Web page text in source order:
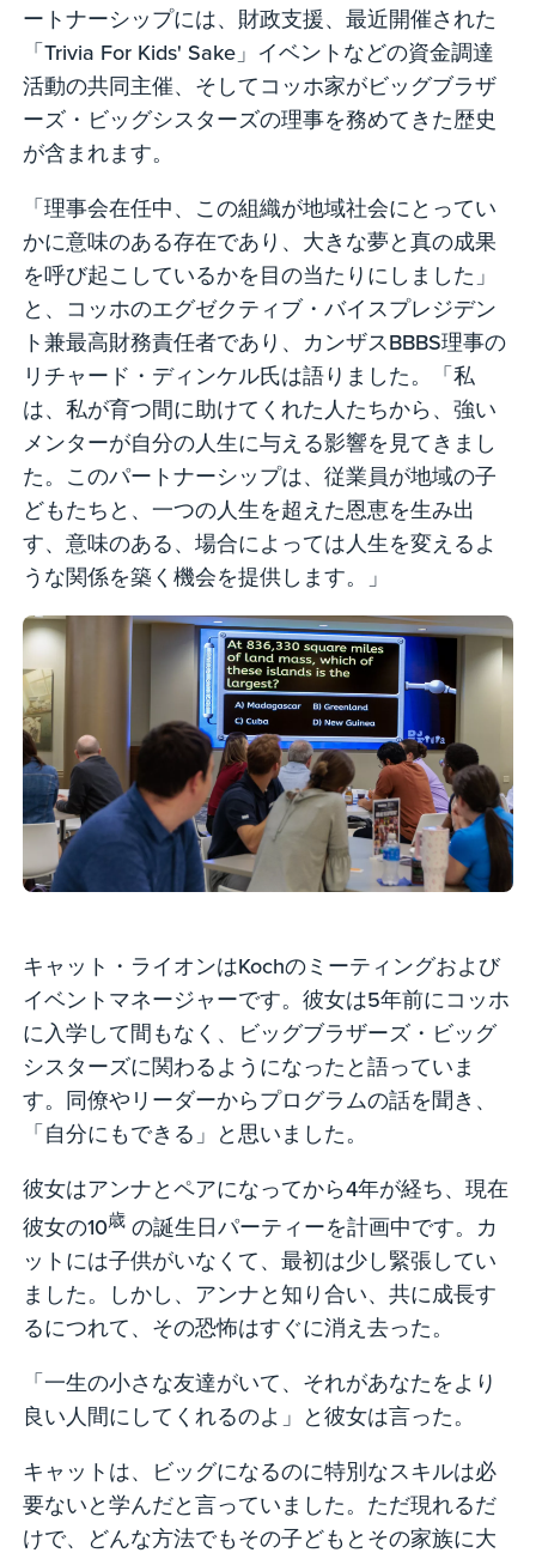
ートナーシップには、財政支援、最近開催された
「Trivia For Kids' Sake」イベントなどの資金調達
活動の共同主催、そしてコッホ家がビッグブラザ
ーズ・ビッグシスターズの理事を務めてきた歴史
が含まれます。
「理事会在任中、この組織が地域社会にとってい
かに意味のある存在であり、大きな夢と真の成果
を呼び起こしているかを目の当たりにしました」
と、コッホのエグゼクティブ・バイスプレジデン
ト兼最高財務責任者であり、カンザスBBBS理事の
リチャード・ディンケル氏は語りました。「私
は、私が育つ間に助けてくれた人たちから、強い
メンターが自分の人生に与える影響を見てきまし
た。このパートナーシップは、従業員が地域の子
どもたちと、一つの人生を超えた恩恵を生み出
す、意味のある、場合によっては人生を変えるよ
うな関係を築く機会を提供します。」
キャット・ライオンはKochのミーティングおよび
イベントマネージャーです。彼女は5年前にコッホ
に入学して間もなく、ビッグブラザーズ・ビッグ
シスターズに関わるようになったと語っていま
す。同僚やリーダーからプログラムの話を聞き、
「自分にもできる」と思いました。
彼女はアンナとペアになってから4年が経ち、現在
彼女の10歳 の誕生日パーティーを計画中です。カ
ットには子供がいなくて、最初は少し緊張してい
ました。しかし、アンナと知り合い、共に成長す
るにつれて、その恐怖はすぐに消え去った。
「一生の小さな友達がいて、それがあなたをより
良い人間にしてくれるのよ」と彼女は言った。
キャットは、ビッグになるのに特別なスキルは必
要ないと学んだと言っていました。ただ現れるだ
けで、どんな方法でもその子どもとその家族に大